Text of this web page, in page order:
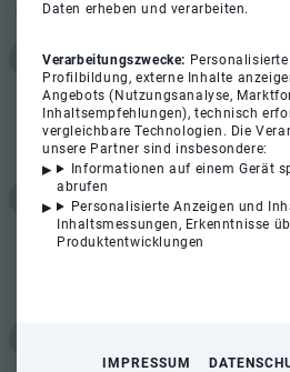
Daten erheben und verarbeiten.
Verarbeitungszwecke:
Profilbildung, externe Inhalte
Angebots (Nutzungsanalyse,
Inhaltsempfehlungen), technisch
vergleichbare Technologien. Die
unsere Partner sind insbesondere:
Informationen auf einem Gerät
abrufen
Personalisierte Anzeigen und
Inhaltsmessungen, Erkenntnisse
Produktentwicklungen
IMPRESSUM